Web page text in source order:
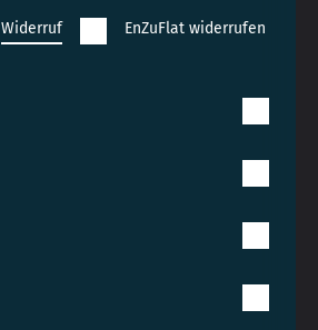
Widerruf EnZuFlat widerrufen